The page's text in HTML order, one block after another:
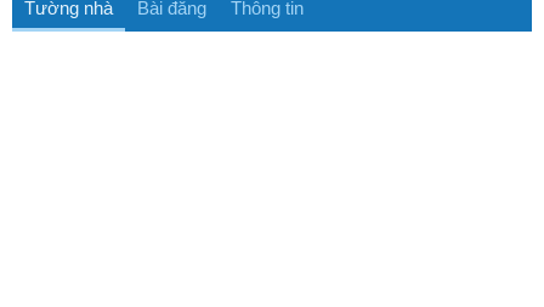
Tường nhà Bài đăng Thông tin